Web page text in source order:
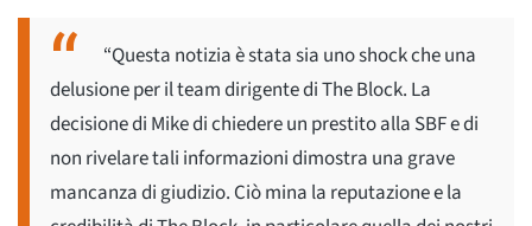
“Questa notizia è stata sia uno shock che una
delusione per il team dirigente di The Block. La
decisione di Mike di chiedere un prestito alla SBF e di
non rivelare tali informazioni dimostra una grave
mancanza di giudizio. Ciò mina la reputazione e la